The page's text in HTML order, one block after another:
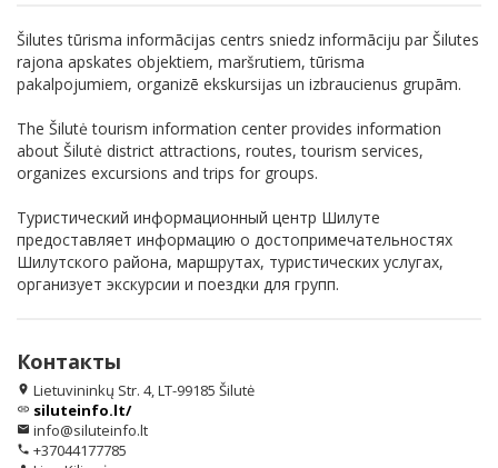
Šilutes tūrisma informācijas centrs sniedz informāciju par Šilutes
rajona apskates objektiem, maršrutiem, tūrisma
pakalpojumiem, organizē ekskursijas un izbraucienus grupām.
The Šilutė tourism information center provides information
about Šilutė district attractions, routes, tourism services,
organizes excursions and trips for groups.
Туристический информационный центр Шилуте
предоставляет информацию о достопримечательностях
Шилутского района, маршрутах, туристических услугах,
организует экскурсии и поездки для групп.
Контакты
location_on Lietuvininkų Str. 4, LT-99185 Šilutė
link siluteinfo.lt/
email info@siluteinfo.lt
phone +37044177785